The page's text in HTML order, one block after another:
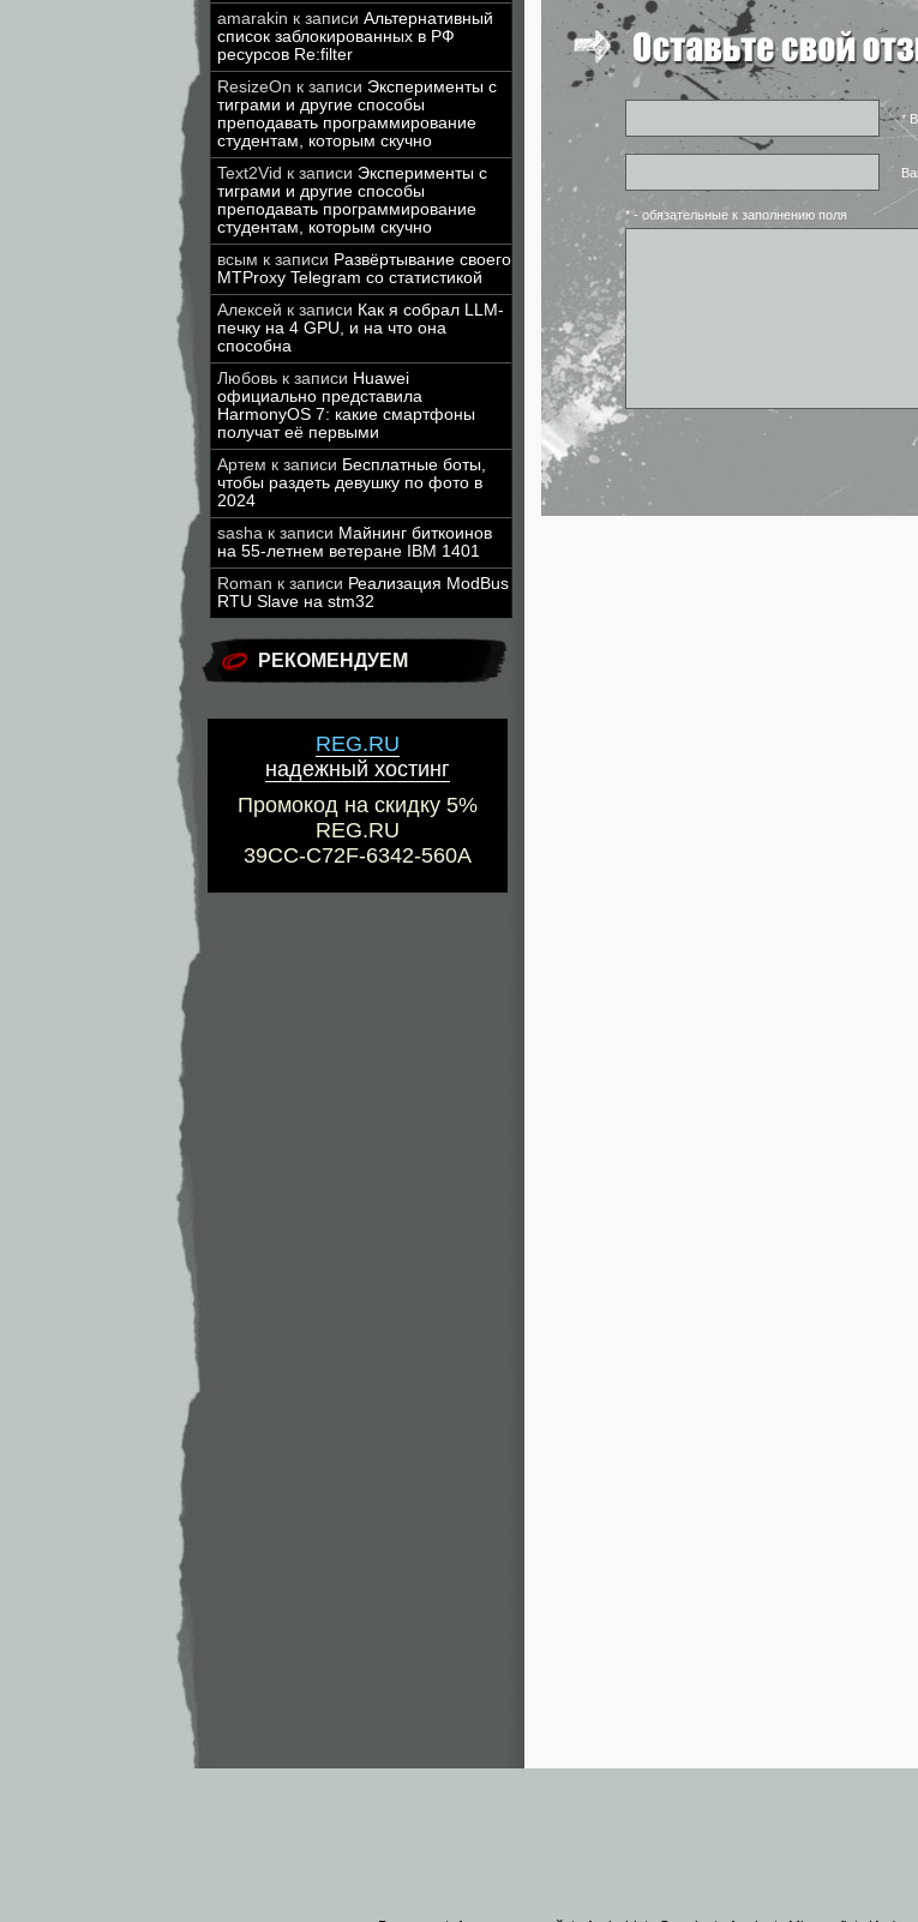
amarakin к записи Альтернативный
список заблокированных в РФ
ресурсов Re:filter
ResizeOn к записи Эксперименты с
тиграми и другие способы
преподавать программирование
студентам, которым скучно
Text2Vid к записи Эксперименты с
тиграми и другие способы
преподавать программирование
студентам, которым скучно
всым к записи Развёртывание своего
MTProxy Telegram со статистикой
Алексей к записи Как я собрал LLM-
печку на 4 GPU, и на что она
способна
Любовь к записи Huawei
официально представила
HarmonyOS 7: какие смартфоны
получат её первыми
Артем к записи Бесплатные боты,
чтобы раздеть девушку по фото в
2024
sasha к записи Майнинг биткоинов
на 55-летнем ветеране IBM 1401
Roman к записи Реализация ModBus
RTU Slave на stm32
РЕКОМЕНДУЕМ
REG.RU
надежный хостинг
Промокод на скидку 5%
REG.RU
39CC-C72F-6342-560A
*
* - обязательные к заполнению поля